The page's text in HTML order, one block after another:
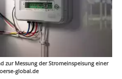
zur Messung der Stromeinspeisung einer
global.de